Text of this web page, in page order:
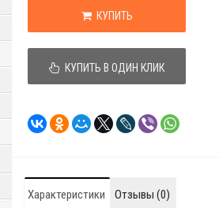
КУПИТЬ
КУПИТЬ В ОДИН КЛИК
Характеристики Отзывы (0)